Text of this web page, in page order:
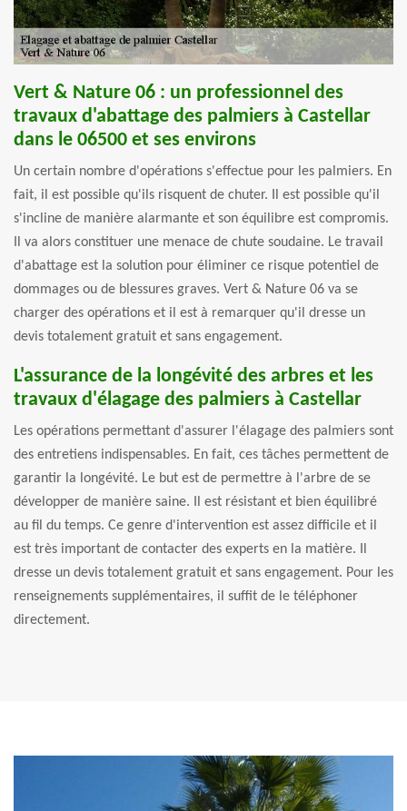
Vert & Nature 06 : un professionnel des
travaux d'abattage des palmiers à Castellar
dans le 06500 et ses environs
Un certain nombre d'opérations s'effectue pour les palmiers. En
fait, il est possible qu'ils risquent de chuter. Il est possible qu'il
s'incline de manière alarmante et son équilibre est compromis.
Il va alors constituer une menace de chute soudaine. Le travail
d'abattage est la solution pour éliminer ce risque potentiel de
dommages ou de blessures graves. Vert & Nature 06 va se
charger des opérations et il est à remarquer qu'il dresse un
devis totalement gratuit et sans engagement.
L'assurance de la longévité des arbres et les
travaux d'élagage des palmiers à Castellar
Les opérations permettant d'assurer l'élagage des palmiers sont
des entretiens indispensables. En fait, ces tâches permettent de
garantir la longévité. Le but est de permettre à l'arbre de se
développer de manière saine. Il est résistant et bien équilibré
au fil du temps. Ce genre d'intervention est assez difficile et il
est très important de contacter des experts en la matière. Il
dresse un devis totalement gratuit et sans engagement. Pour les
renseignements supplémentaires, il suffit de le téléphoner
directement.